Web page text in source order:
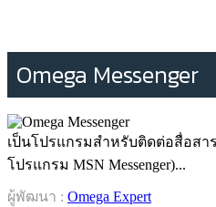
Omega Messenger
เป็นโปรแกรมสำหรับติดต่อสื่อสา
โปรแกรม MSN Messenger)...
ผู้พัฒนา : Omega Expert